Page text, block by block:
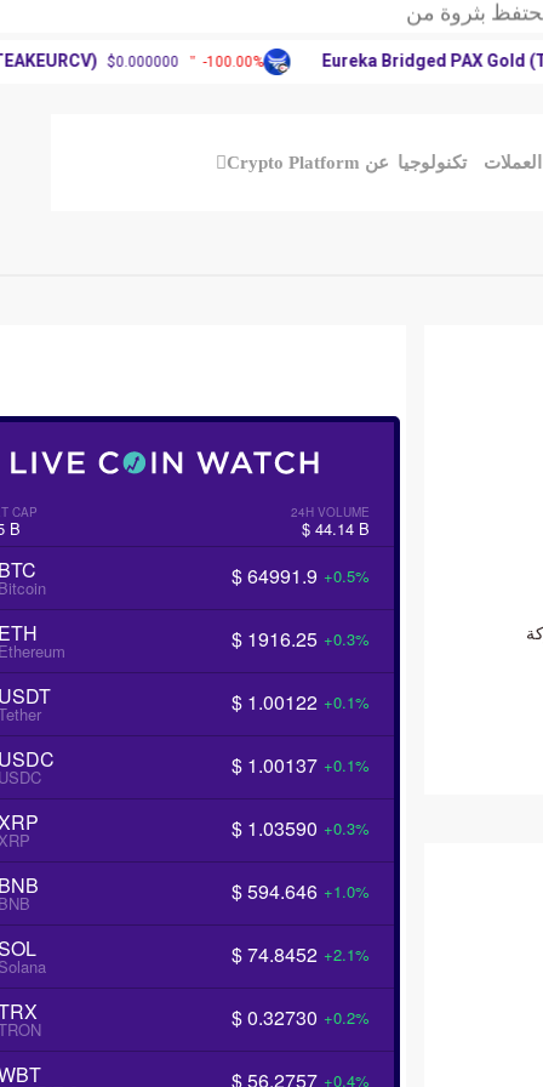
ريبل تحديث
الأغلبية في
الأغلبية في
تكنولوجيا عن Crypto Platform
شركة
CAP
B
24H VOLUME
$ 44.14 B
$ 64991.9 +0.5%
$ 1916.25 +0.3%
$ 1.00122 +0.1%
$ 1.00137 +0.1%
$ 1.03590 +0.3%
$ 594.646 +1.0%
$ 74.8452 +2.1%
$ 0.32730 +0.2%
$ 56.2757 +0.4%
$0.000000 -100.00% Eureka Bridged PAX Gold